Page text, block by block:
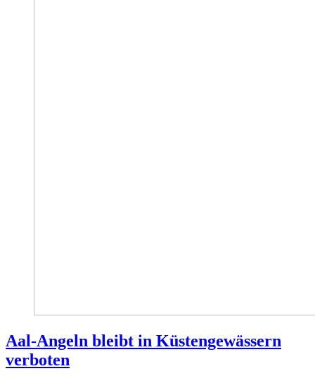
Aal-Angeln bleibt in Küstengewässern
verboten